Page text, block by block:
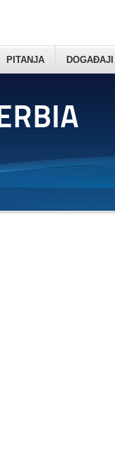
PITANJA DOGAĐAJI